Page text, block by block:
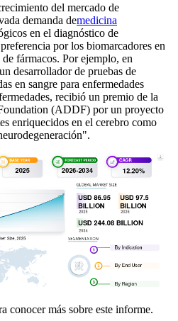
del mercado de
demanda demedicina
en el diagnóstico de
por los biomarcadores en
fármacos. Por ejemplo, en
desarrollador de pruebas de
en sangre para enfermedades
recibió un premio de la
(ADDF) por un proyecto
enriquecidos en el cerebro como
conocer más sobre este informe.